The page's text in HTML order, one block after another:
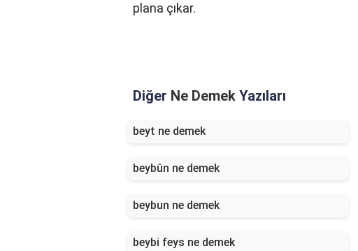
plana çıkar.
Diğer Ne Demek Yazıları
beyt ne demek
beybûn ne demek
beybun ne demek
beybi feys ne demek